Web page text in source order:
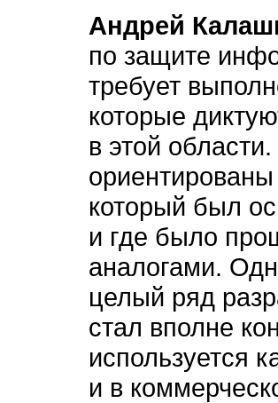
Андрей
по защите
требует
которые
в этой
который был
и где было
аналогами.
целый ряд
стал вполне
используется
и в